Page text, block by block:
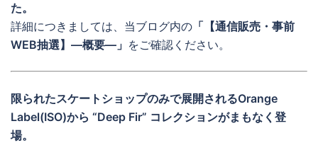
た。
詳細につきましては、当ブログ内の 「【通信販売・事前
WEB抽選】―概要―」 をご確認ください。
限られたスケートショップのみで展開されるOrange
Label(ISO)から “Deep Fir” コレクションがまもなく登
場。